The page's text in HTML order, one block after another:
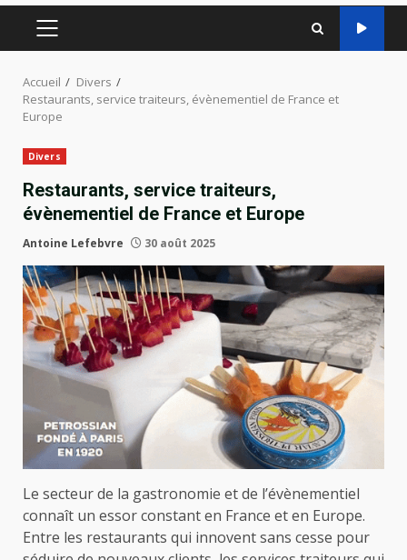
MENU
Accueil
Divers
Restaurants, service traiteurs, évènementiel de France et
Europe
Divers
Restaurants, service traiteurs,
évènementiel de France et Europe
Antoine Lefebvre 30 août 2025
Le secteur de la gastronomie et de l’évènementiel
connaît un essor constant en France et en Europe.
Entre les restaurants qui innovent sans cesse pour